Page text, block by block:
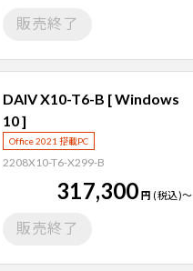
販売終了
DAIV X10-T6-B [ Windows
10 ]
Office 2021 搭載PC
2208X10-T6-X299-B
317,300 円 (税込)～
販売終了